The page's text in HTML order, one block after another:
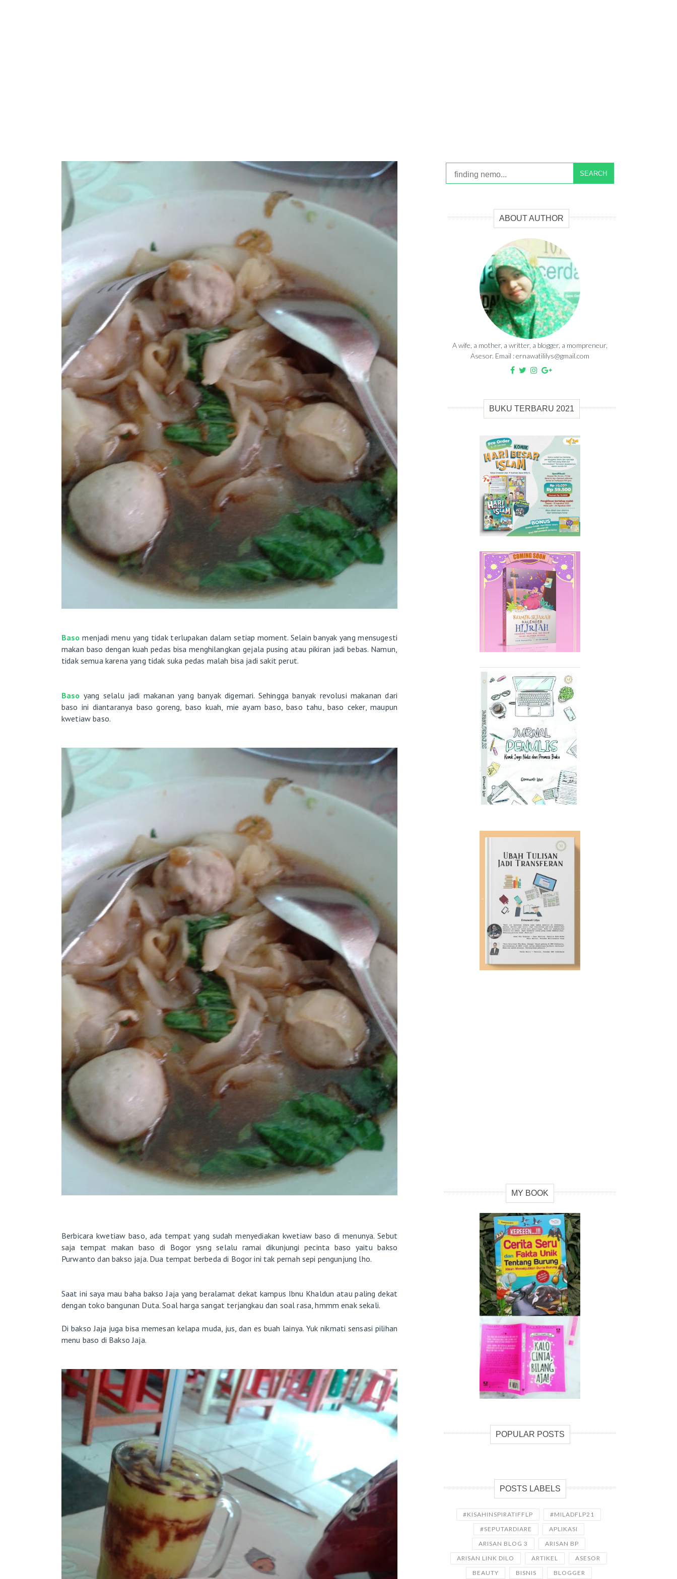
Baso menjadi menu yang tidak terlupakan dalam setiap moment. Selain banyak yang mensugesti
makan baso dengan kuah pedas bisa menghilangkan gejala pusing atau pikiran jadi bebas. Namun,
tidak semua karena yang tidak suka pedas malah bisa jadi sakit perut.
Baso yang selalu jadi makanan yang banyak digemari. Sehingga banyak revolusi makanan dari
baso ini diantaranya baso goreng, baso kuah, mie ayam baso, baso tahu, baso ceker, maupun
kwetiaw baso.
Berbicara kwetiaw baso, ada tempat yang sudah menyediakan kwetiaw baso di menunya. Sebut
saja tempat makan baso di Bogor ysng selalu ramai dikunjungi pecinta baso yaitu bakso
Purwanto dan bakso jaja. Dua tempat berbeda di Bogor ini tak pernah sepi pengunjung lho.
Saat ini saya mau baha bakso Jaja yang beralamat dekat kampus Ibnu Khaldun atau paling dekat
dengan toko bangunan Duta. Soal harga sangat terjangkau dan soal rasa, hmmm enak sekali.
Di bakso Jaja juga bisa memesan kelapa muda, jus, dan es buah lainya. Yuk nikmati sensasi pilihan
menu baso di Bakso Jaja.
SEARCH
ABOUT AUTHOR
A wife, a mother, a writter, a blogger, a mompreneur,
Asesor. Email : ernawatililys@gmail.com
BUKU TERBARU 2021
MY BOOK
POPULAR POSTS
POSTS LABELS
#KISAHINSPIRATIFFLP
#MILADFLP21
#SEPUTARDIARE
APLIKASI
ARISAN BLOG 3
ARISAN BP
ARISAN LINK DILO
ARTIKEL
ASESOR
BEAUTY
BISNIS BLOGGER